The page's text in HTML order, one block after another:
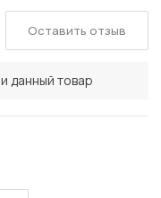
данный товар
Оставить отзыв